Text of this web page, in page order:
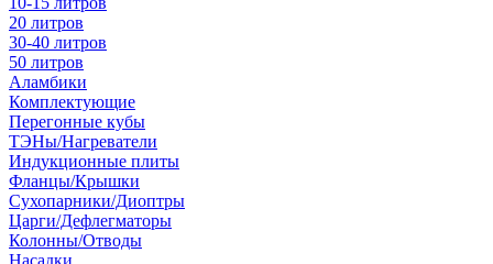
20 литров
30-40 литров
50 литров
Аламбики
Комплектующие
Перегонные кубы
ТЭНы/Нагреватели
Индукционные плиты
Фланцы/Крышки
Сухопарники/Диоптры
Царги/Дефлегматоры
Колонны/Отводы
Насадки